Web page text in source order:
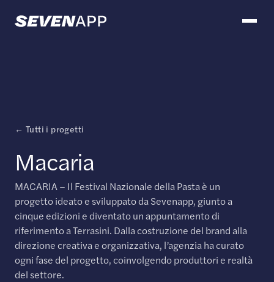
← Tutti i progetti
Macaria
MACARIA – Il Festival Nazionale della Pasta è un
progetto ideato e sviluppato da Sevenapp, giunto a
cinque edizioni e diventato un appuntamento di
riferimento a Terrasini. Dalla costruzione del brand alla
direzione creativa e organizzativa, l’agenzia ha curato
ogni fase del progetto, coinvolgendo produttori e realtà
del settore.